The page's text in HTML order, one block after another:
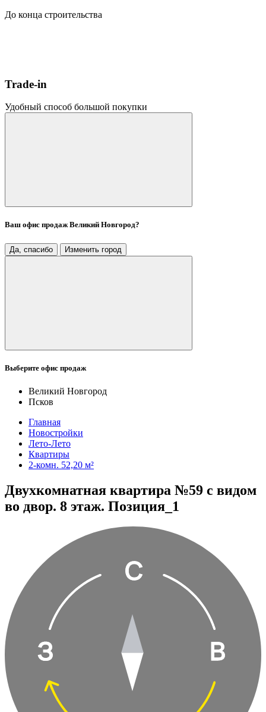
До конца строительства
Trade-in
Удобный способ большой покупки
Ваш офис продажВеликий Новгород?
Да, спасибо Изменить город
Выберите офис продаж
Великий Новгород
Псков
Главная
Новостройки
Лето-Лето
Квартиры
2-комн. 52,20 м²
Двухкомнатная квартира №59 с видом
во двор. 8 этаж. Позиция_1